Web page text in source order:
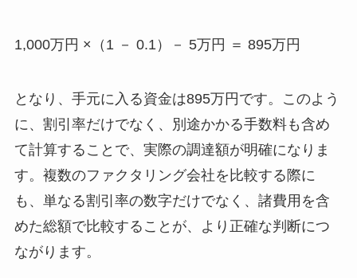
1,000万円 ×（1 － 0.1）－ 5万円 ＝ 895万円
となり、手元に入る資金は895万円です。このよう
に、割引率だけでなく、別途かかる手数料も含め
て計算することで、実際の調達額が明確になりま
す。複数のファクタリング会社を比較する際に
も、単なる割引率の数字だけでなく、諸費用を含
めた総額で比較することが、より正確な判断につ
ながります。